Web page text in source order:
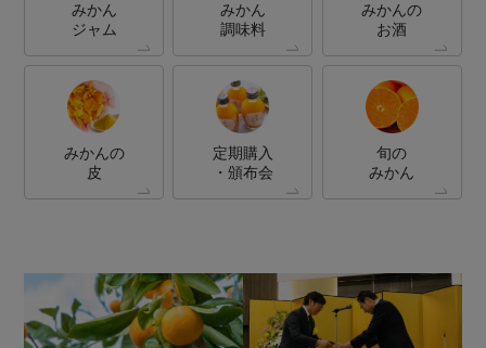
みかん
ジャム
みかん
調味料
みかんの
お酒
みかんの
皮
定期購入
・頒布会
旬の
みかん